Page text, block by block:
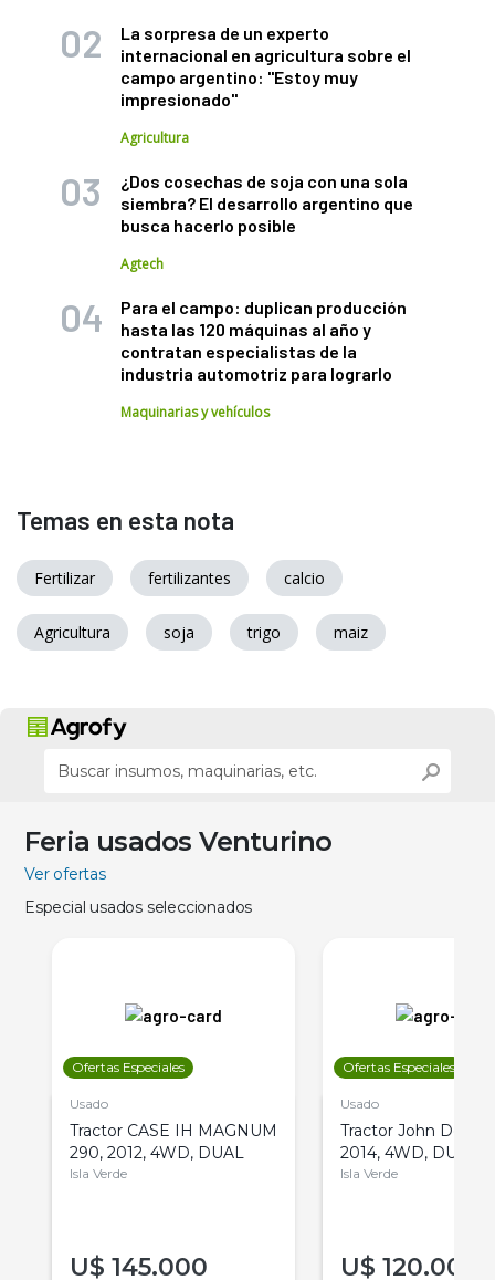
La sorpresa de un experto
internacional en agricultura sobre el
campo argentino: "Estoy muy
impresionado"
Agricultura
¿Dos cosechas de soja con una sola
siembra? El desarrollo argentino que
busca hacerlo posible
Agtech
Para el campo: duplican producción
hasta las 120 máquinas al año y
contratan especialistas de la
industria automotriz para lograrlo
Maquinarias y vehículos
Temas en esta nota
Fertilizar fertilizantes calcio
Agricultura soja trigo maiz
Feria usados Venturino
Ver ofertas
Especial usados seleccionados
Ofertas Especiales
Usado
Tractor CASE IH MAGNUM
290, 2012, 4WD, DUAL
Isla Verde
U$ 145.000
Ofertas Especiales
Usado
Tractor John Deere
2014, 4WD, DUAL
Isla Verde
U$ 120.000